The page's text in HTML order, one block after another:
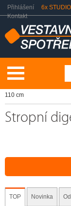
Přihlášení 6x
Kontakt
110 cm
Stropní
TOP Novinka